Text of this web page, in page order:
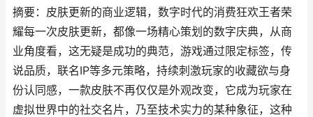
摘要：皮肤更新的商业逻辑，数字时代的消费狂欢王者荣
耀每一次皮肤更新，都像一场精心策划的数字庆典，从商
业角度看，这无疑是成功的典范，游戏通过限定标签，传
说品质，联名IP等多元策略，持续刺激玩家的收藏欲与身
份认同感，一款皮肤不再仅仅是外观改变，它成为玩家在
虚拟世界中的社交名片，乃至技术实力的某种象征，这种